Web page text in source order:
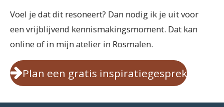
Voel je dat dit resoneert? Dan nodig ik je uit voor
een vrijblijvend kennismakingsmoment. Dat kan
online of in mijn atelier in Rosmalen.
Plan een gratis inspiratiegesprek